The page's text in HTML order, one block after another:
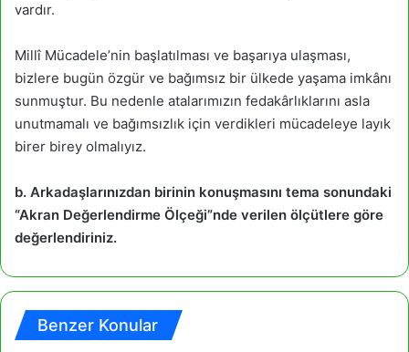
vardır.
Millî Mücadele’nin başlatılması ve başarıya ulaşması,
bizlere bugün özgür ve bağımsız bir ülkede yaşama imkânı
sunmuştur. Bu nedenle atalarımızın fedakârlıklarını asla
unutmamalı ve bağımsızlık için verdikleri mücadeleye layık
birer birey olmalıyız.
b. Arkadaşlarınızdan birinin konuşmasını tema sonundaki
“Akran Değerlendirme Ölçeği”nde verilen ölçütlere göre
değerlendiriniz.
Benzer Konular